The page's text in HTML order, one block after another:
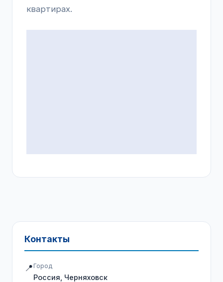
квартирах.
Контакты
📍 Город
Россия, Черняховск